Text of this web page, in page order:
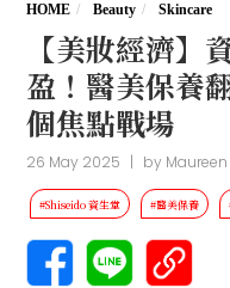
HOME Beauty Skincare
【美妝經濟】
盈！醫美保養
個焦點戰場
26 May 2025 | by Maureen
#Shiseido 資生堂 #醫美保養